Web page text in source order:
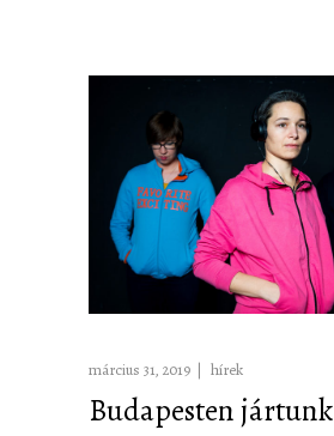
március 31, 2019 hírek
Budapesten jártunk